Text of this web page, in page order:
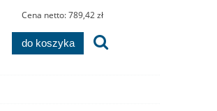
Cena netto:789,42 zł
do koszyka